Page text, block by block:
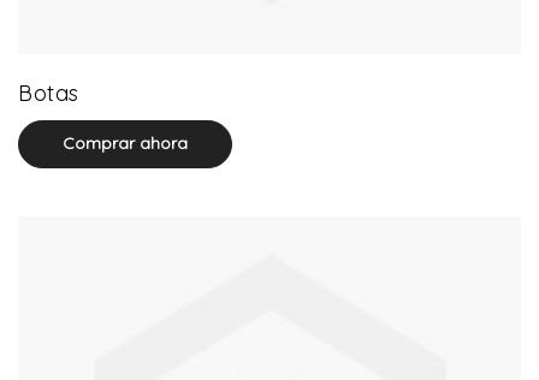
Botas
Comprar ahora